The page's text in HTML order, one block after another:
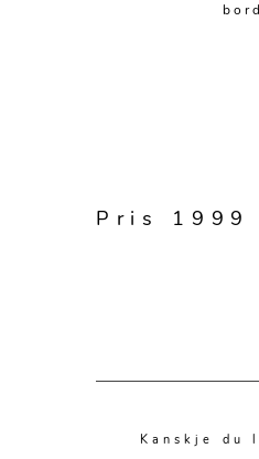
Pris 1999
Kanskje du